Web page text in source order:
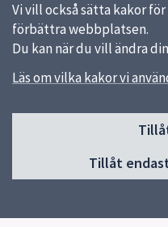
Vi vill också sätta kakor
förbättra webbplatsen.
Du kan när du vill ändra
Läs om vilka kakor vi
Tillåt
Sidfot
Huvudmeny
Start